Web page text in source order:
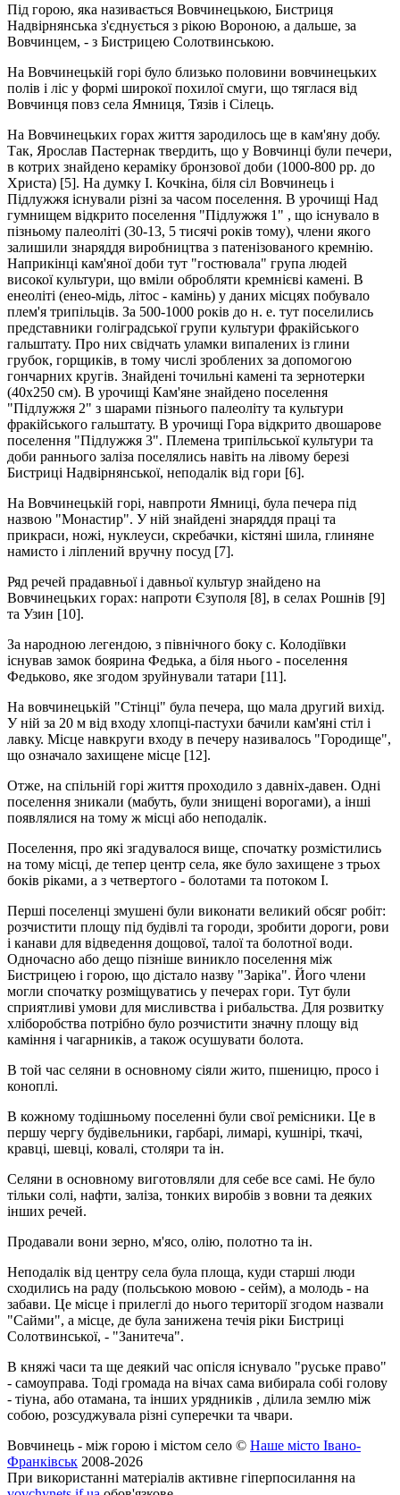
Під горою, яка називається Вовчинецькою, Бистриця
Надвірнянська з'єднується з рікою Вороною, а дальше, за
Вовчинцем, - з Бистрицею Солотвинською.
На Вовчинецькій горі було близько половини вовчинецьких
полів і ліс у формі широкої похилої смуги, що тяглася від
Вовчинця повз села Ямниця, Тязів і Сілець.
На Вовчинецьких горах життя зародилось ще в кам'яну добу.
Так, Ярослав Пастернак твердить, що у Вовчинці були печери,
в котрих знайдено кераміку бронзової доби (1000-800 рр. до
Христа) [5]. На думку І. Кочкіна, біля сіл Вовчинець і
Підлужжя існували різні за часом поселення. В урочищі Над
гумнищем відкрито поселення "Підлужжя 1" , що існувало в
пізньому палеоліті (30-13, 5 тисячі років тому), члени якого
залишили знаряддя виробництва з патенізованого кремнію.
Наприкінці кам'яної доби тут "гостювала" група людей
високої культури, що вміли обробляти кремнієві камені. В
енеоліті (енео-мідь, літос - камінь) у даних місцях побувало
плем'я трипільців. За 500-1000 років до н. е. тут поселились
представники голіградської групи культури фракійського
гальштату. Про них свідчать уламки випалених із глини
грубок, горщиків, в тому числі зроблених за допомогою
гончарних кругів. Знайдені точильні камені та зернотерки
(40х250 см). В урочищі Кам'яне знайдено поселення
"Підлужжя 2" з шарами пізнього палеоліту та культури
фракійського гальштату. В урочищі Гора відкрито двошарове
поселення "Підлужжя 3". Племена трипільської культури та
доби раннього заліза поселялись навіть на лівому березі
Бистриці Надвірнянської, неподалік від гори [6].
На Вовчинецькій горі, навпроти Ямниці, була печера під
назвою "Монастир". У ній знайдені знаряддя праці та
прикраси, ножі, нуклеуси, скребачки, кістяні шила, глиняне
намисто і ліплений вручну посуд [7].
Ряд речей прадавньої і давньої культур знайдено на
Вовчинецьких горах: напроти Єзуполя [8], в селах Рошнів [9]
та Узин [10].
За народною легендою, з північного боку с. Колодіївки
існував замок боярина Федька, а біля нього - поселення
Федьково, яке згодом зруйнували татари [11].
На вовчинецькій "Стінці" була печера, що мала другий вихід.
У ній за 20 м від входу хлопці-пастухи бачили кам'яні стіл і
лавку. Місце навкруги входу в печеру називалось "Городище",
що означало захищене місце [12].
Отже, на спільній горі життя проходило з давніх-давен. Одні
поселення зникали (мабуть, були знищені ворогами), а інші
появлялися на тому ж місці або неподалік.
Поселення, про які згадувалося вище, спочатку розмістились
на тому місці, де тепер центр села, яке було захищене з трьох
боків ріками, а з четвертого - болотами та потоком І.
Перші поселенці змушені були виконати великий обсяг робіт:
розчистити площу під будівлі та городи, зробити дороги, рови
і канави для відведення дощової, талої та болотної води.
Одночасно або дещо пізніше виникло поселення між
Бистрицею і горою, що дістало назву "Заріка". Його члени
могли спочатку розміщуватись у печерах гори. Тут були
сприятливі умови для мисливства і рибальства. Для розвитку
хліборобства потрібно було розчистити значну площу від
каміння і чагарників, а також осушувати болота.
В той час селяни в основному сіяли жито, пшеницю, просо і
коноплі.
В кожному тодішньому поселенні були свої ремісники. Це в
першу чергу будівельники, гарбарі, лимарі, кушнірі, ткачі,
кравці, шевці, ковалі, столяри та ін.
Селяни в основному виготовляли для себе все самі. Не було
тільки солі, нафти, заліза, тонких виробів з вовни та деяких
інших речей.
Продавали вони зерно, м'ясо, олію, полотно та ін.
Неподалік від центру села була площа, куди старші люди
сходились на раду (польською мовою - сейм), а молодь - на
забави. Це місце і прилеглі до нього території згодом назвали
"Сайми", а місце, де була занижена течія ріки Бистриці
Солотвинської, - "Занитеча".
В княжі часи та ще деякий час опісля існувало "руське право"
- самоуправа. Тоді громада на вічах сама вибирала собі голову
- тіуна, або отамана, та інших урядників , ділила землю між
собою, розсуджувала різні суперечки та чвари.
Вовчинець - між горою і містом село © Наше місто Івано-
Франківськ 2008-2026
При використанні матеріалів активне гіперпосилання на